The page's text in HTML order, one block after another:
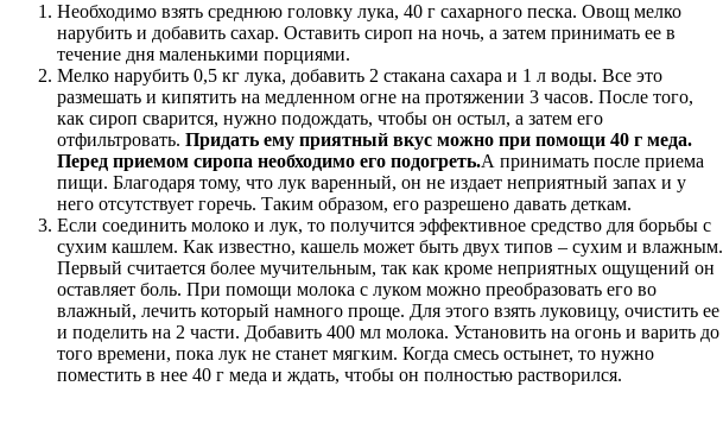
Необходимо взять среднюю головку лука, 40 г сахарного песка. Овощ мелко
нарубить и добавить сахар. Оставить сироп на ночь, а затем принимать ее в
течение дня маленькими порциями.
Мелко нарубить 0,5 кг лука, добавить 2 стакана сахара и 1 л воды. Все это
размешать и кипятить на медленном огне на протяжении 3 часов. После того,
как сироп сварится, нужно подождать, чтобы он остыл, а затем его
отфильтровать. Придать ему приятный вкус можно при помощи 40 г меда.
Перед приемом сиропа необходимо его подогреть.А принимать после приема
пищи. Благодаря тому, что лук варенный, он не издает неприятный запах и у
него отсутствует горечь. Таким образом, его разрешено давать деткам.
Если соединить молоко и лук, то получится эффективное средство для борьбы с
сухим кашлем. Как известно, кашель может быть двух типов – сухим и влажным.
Первый считается более мучительным, так как кроме неприятных ощущений он
оставляет боль. При помощи молока с луком можно преобразовать его во
влажный, лечить который намного проще. Для этого взять луковицу, очистить ее
и поделить на 2 части. Добавить 400 мл молока. Установить на огонь и варить до
того времени, пока лук не станет мягким. Когда смесь остынет, то нужно
поместить в нее 40 г меда и ждать, чтобы он полностью растворился.